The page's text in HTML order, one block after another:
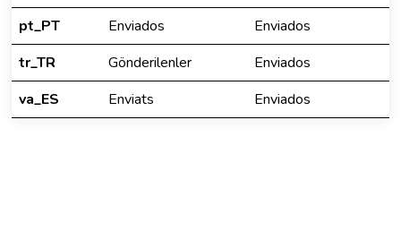
pt_PT
Enviados
Enviados
tr_TR
Gönderilenler
Enviados
va_ES
Enviats Enviados